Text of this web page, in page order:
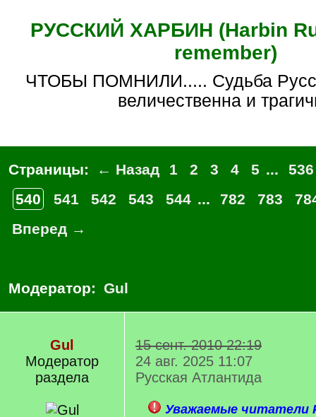
РУССКИЙ ХАРБИН (Harbin
remember)
ЧТОБЫ ПОМНИЛИ..... Судьба Русского Харбина
величественна и
Страницы: ← Назад 1 2 3 4 5 ...
536
540
541 542 543 544 ... 782 783
Вперед →
Модератор: Gul
Gul
Модератор
раздела
15 сент. 2010 22:19
24 авг. 2025 11:07
Русская Атлантида
Уважаемые читатели